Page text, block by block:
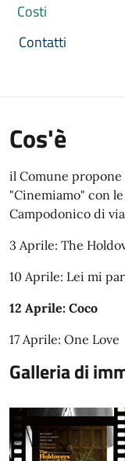
Costi
Contatti
Cos'è
il Comune propone
"Cinemiamo" con
Campodonico di
3 Aprile: The
10 Aprile: Lei mi
12 Aprile: Coco
17 Aprile: One Love
Galleria di